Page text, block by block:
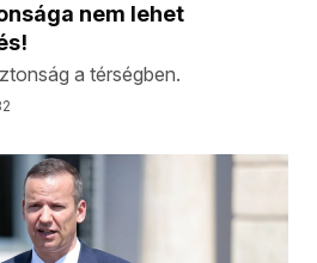
nem lehet
a térségben.